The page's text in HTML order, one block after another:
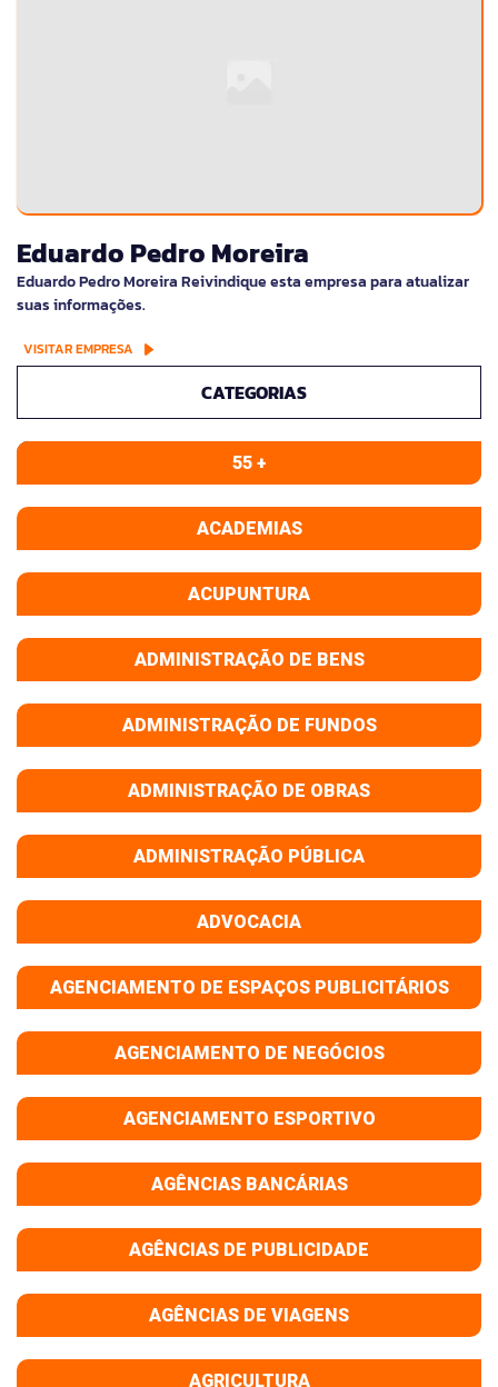
Eduardo Pedro Moreira
Eduardo Pedro Moreira Reivindique esta empresa para atualizar
suas informações.
VISITAR EMPRESA
CATEGORIAS
55 +
ACADEMIAS
ACUPUNTURA
ADMINISTRAÇÃO DE BENS
ADMINISTRAÇÃO DE FUNDOS
ADMINISTRAÇÃO DE OBRAS
ADMINISTRAÇÃO PÚBLICA
ADVOCACIA
AGENCIAMENTO DE ESPAÇOS PUBLICITÁRIOS
AGENCIAMENTO DE NEGÓCIOS
AGENCIAMENTO ESPORTIVO
AGÊNCIAS BANCÁRIAS
AGÊNCIAS DE PUBLICIDADE
AGÊNCIAS DE VIAGENS
AGRICULTURA